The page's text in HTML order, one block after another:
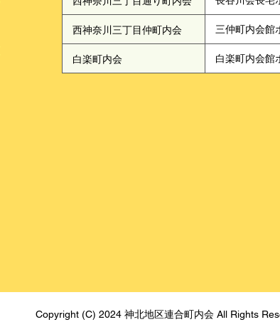
西神奈川三丁目仲町内会 三仲町内会館
白楽町内会 白楽町内会館
Copyright (C) 2024 神北地区連合町内会 All Rights